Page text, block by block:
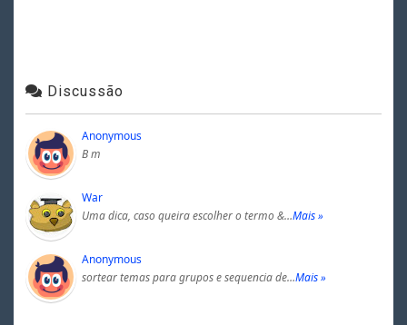
Discussão
Anonymous
B m
War
Uma dica, caso queira escolher o termo &…Mais »
Anonymous
sortear temas para grupos e sequencia de…Mais »